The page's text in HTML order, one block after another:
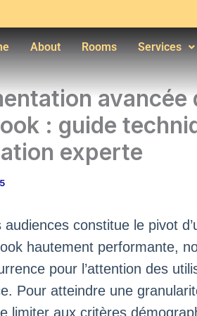
About Rooms Services
avancée
: guide
experte
constitue le pivot
hautement performante,
pour l’attention des
Pour atteindre une
limiter aux critères